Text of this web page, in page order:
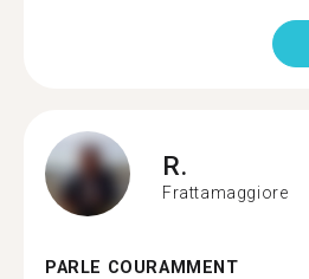
R.
Frattamaggiore
PARLE COURAMMENT